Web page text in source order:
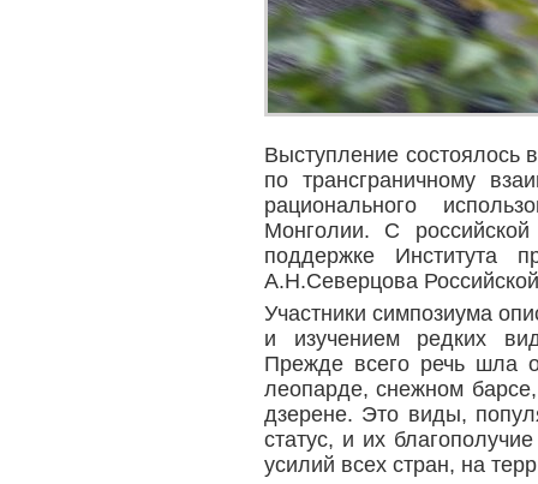
Выступление состоялось
по трансграничному
рационального
Монголии. С
поддержке Института
А.Н.Северцова
Участники симпозиума
и изучением редких
Прежде всего речь шла
леопарде, снежном
дзерене. Это виды,
статус, и их
усилий всех стран, на